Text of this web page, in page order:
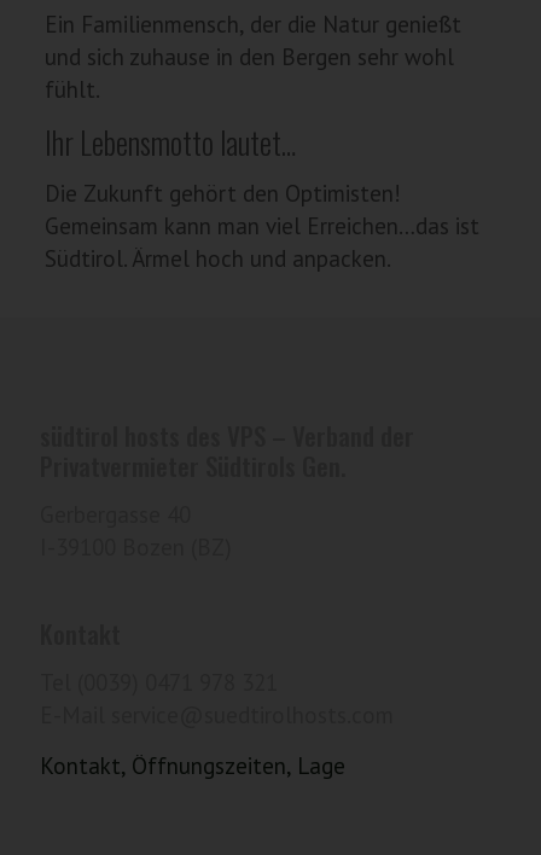
Ein Familienmensch, der die Natur genießt
und sich zuhause in den Bergen sehr wohl
fühlt.
Ihr Lebensmotto lautet…
Die Zukunft gehört den Optimisten!
Gemeinsam kann man viel Erreichen…das ist
Südtirol. Ärmel hoch und anpacken.
Kontakt, Öffnungszeiten, Lage